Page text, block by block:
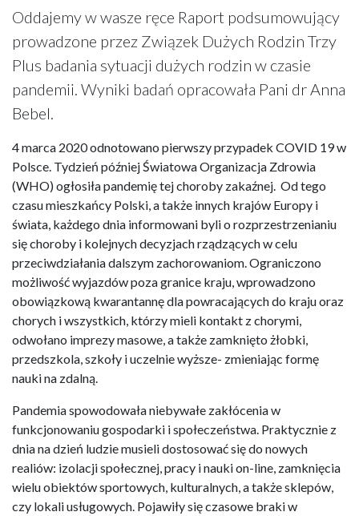
Oddajemy w wasze ręce Raport podsumowujący
prowadzone przez Związek Dużych Rodzin Trzy
Plus badania sytuacji dużych rodzin w czasie
pandemii. Wyniki badań opracowała Pani dr Anna
Bebel.
4 marca 2020 odnotowano pierwszy przypadek COVID 19 w
Polsce. Tydzień później Światowa Organizacja Zdrowia
(WHO) ogłosiła pandemię tej choroby zakaźnej. Od tego
czasu mieszkańcy Polski, a także innych krajów Europy i
świata, każdego dnia informowani byli o rozprzestrzenianiu
się choroby i kolejnych decyzjach rządzących w celu
przeciwdziałania dalszym zachorowaniom. Ograniczono
możliwość wyjazdów poza granice kraju, wprowadzono
obowiązkową kwarantannę dla powracających do kraju oraz
chorych i wszystkich, którzy mieli kontakt z chorymi,
odwołano imprezy masowe, a także zamknięto żłobki,
przedszkola, szkoły i uczelnie wyższe- zmieniając formę
nauki na zdalną.
Pandemia spowodowała niebywałe zakłócenia w
funkcjonowaniu gospodarki i społeczeństwa. Praktycznie z
dnia na dzień ludzie musieli dostosować się do nowych
realiów: izolacji społecznej, pracy i nauki on-line, zamknięcia
wielu obiektów sportowych, kulturalnych, a także sklepów,
czy lokali usługowych. Pojawiły się czasowe braki w